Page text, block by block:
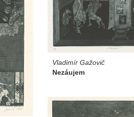
Vladimír Gažovič
Nezáujem